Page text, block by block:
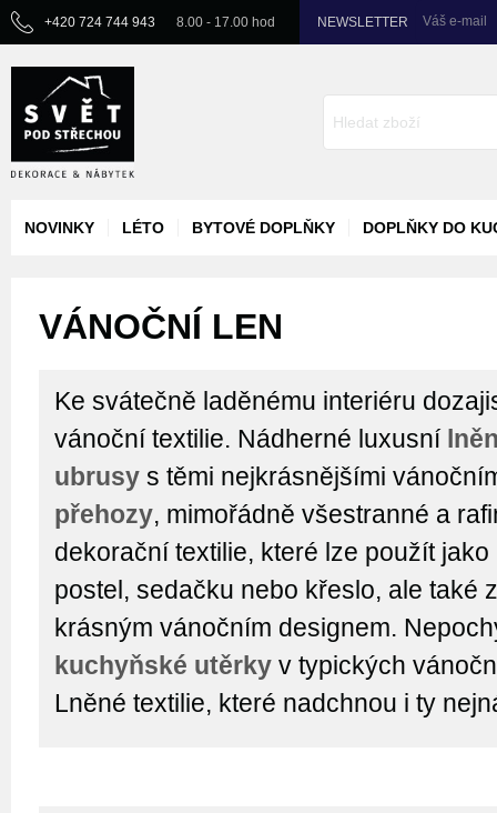
+420 724 744 943 8.00 - 17.00 hod NEWSLETTER Váš e-mail
NOVINKY LÉTO BYTOVÉ DOPLŇKY DOPLŇKY DO
VÁNOČNÍ LEN
Ke svátečně laděnému interiéru
vánoční textilie. Nádherné luxusní
ubrusy s těmi nejkrásnějšími
přehozy, mimořádně všestranné a
dekorační textilie, které lze použít
postel, sedačku nebo křeslo, ale také
krásným vánočním designem.
kuchyňské utěrky v typických
Lněné textilie, které nadchnou i ty